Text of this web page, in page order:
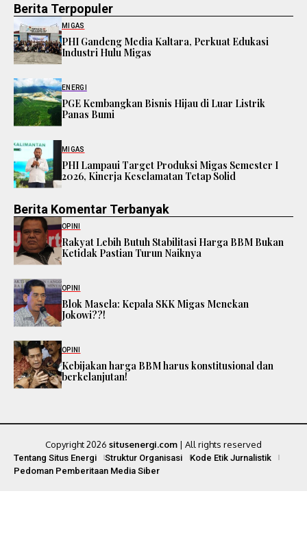
Berita Terpopuler
MIGAS
PHI Gandeng Media Kaltara, Perkuat Edukasi
Industri Hulu Migas
ENERGI
PGE Kembangkan Bisnis Hijau di Luar Listrik
Panas Bumi
MIGAS
PHI Lampaui Target Produksi Migas Semester I
2026, Kinerja Keselamatan Tetap Solid
Berita Komentar Terbanyak
OPINI
Rakyat Lebih Butuh Stabilitasi Harga BBM Bukan
Ketidak Pastian Turun Naiknya
OPINI
Blok Masela: Kepala SKK Migas Menekan
Jokowi??!
OPINI
Kebijakan harga BBM harus konstitusional dan
berkelanjutan!
Copyright 2026 situsenergi.com | All rights reserved
Tentang Situs Energi Struktur Organisasi
Kode Etik Jurnalistik
Pedoman Pemberitaan Media Siber